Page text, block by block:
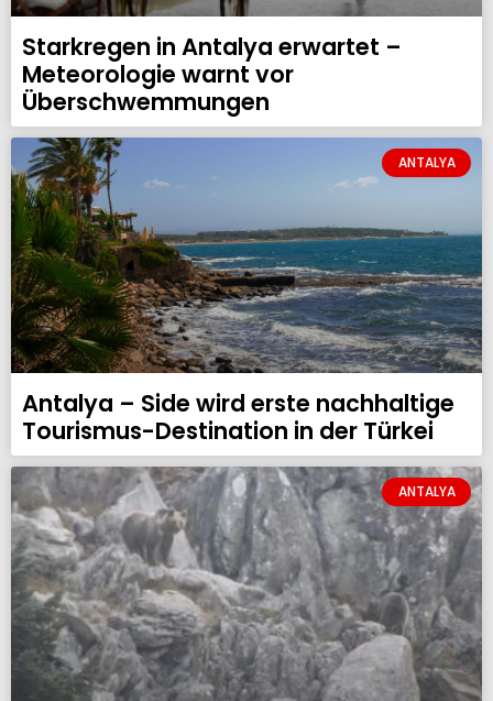
Starkregen in Antalya erwartet –
Meteorologie warnt vor
Überschwemmungen
ANTALYA
Antalya – Side wird erste nachhaltige
Tourismus-Destination in der Türkei
ANTALYA